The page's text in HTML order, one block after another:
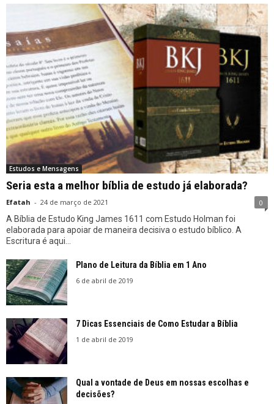
Estudos e Mensagens
Seria esta a melhor bíblia de estudo já elaborada?
Efatah - 24 de março de 2021 0
A Bíblia de Estudo King James 1611 com Estudo Holman foi
elaborada para apoiar de maneira decisiva o estudo bíblico. A
Escritura é aqui...
Plano de Leitura da Bíblia em 1 Ano
6 de abril de 2019
7 Dicas Essenciais de Como Estudar a Bíblia
1 de abril de 2019
Qual a vontade de Deus em nossas escolhas e
decisões?